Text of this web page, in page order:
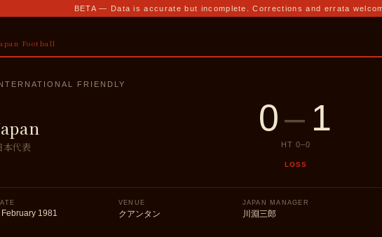
BETA — Data is accurate but incomplete. Corrections and errata
Football
FRIENDLY
本代表
0– 1
HT 0–0
LOSS
February 1981
VENUE
クアンタン
JAPAN MANAGER
川淵三郎